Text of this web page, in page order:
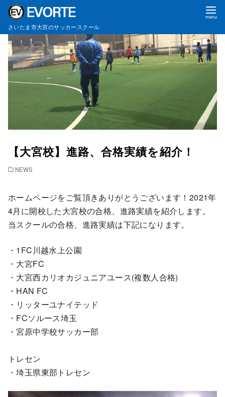
ンさいたま市大宮のサッカースクール
【大宮校】進路、合格実績を紹介！
NEWS
ホームページをご覧頂きありがとうございます！2021年
4月に開校した大宮校の合格、進路実績を紹介します。
当スクールの合格、進路実績は下記になります。
・1FC川越水上公園
・大宮FC
・大宮西カリオカジュニアユース(複数人合格)
・HAN FC
・リッターユナイテッド
・FCソルース埼玉
・宮原中学校サッカー部
トレセン
・埼玉県東部トレセン